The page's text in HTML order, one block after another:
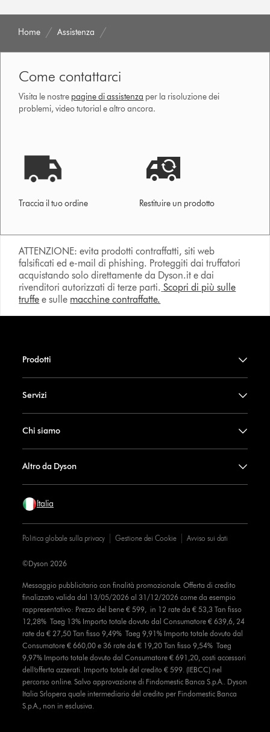
Home Assistenza
Come contattarci
Visita le nostre pagine di assistenza per la risoluzione dei
problemi, video tutorial e altro ancora.
Traccia il tuo ordine Restituire un prodotto
ATTENZIONE: evita prodotti contraffatti, siti web
falsificati ed e-mail di phishing. Proteggiti dai truffatori
acquistando solo direttamente da Dyson.it e dai
rivenditori autorizzati di terze parti. Scopri di più sulle
truffe e sulle macchine contraffatte.
Prodotti
Servizi
Chi siamo
Altro da Dyson
Italia
Politica globale sulla privacy Gestione dei Cookie Avviso sui dati
Messaggio pubblicitario con finalità promozionale. Offerta di credito
finalizzato valida dal 13/05/2026 al 31/12/2026 come da esempio
rappresentativo: Prezzo del bene € 599, in 12 rate da € 53,3 Tan fisso
12,28% Taeg 13% Importo totale dovuto dal Consumatore € 639,6, 24
rate da € 27,50 Tan fisso 9,49% Taeg 9,91% Importo totale dovuto dal
Consumatore € 660,00 e 36 rate da € 19,20 Tan fisso 9,54% Taeg
9,97% Importo totale dovuto dal Consumatore € 691,20, costi accessori
dell’offerta azzerati. Importo totale del credito € 599. (IEBCC) nel
percorso online. Salvo approvazione di Findomestic Banca S.p.A.. Dyson
Italia Srlopera quale intermediario del credito per Findomestic Banca
S.p.A., non in esclusiva.
©Dyson 2026